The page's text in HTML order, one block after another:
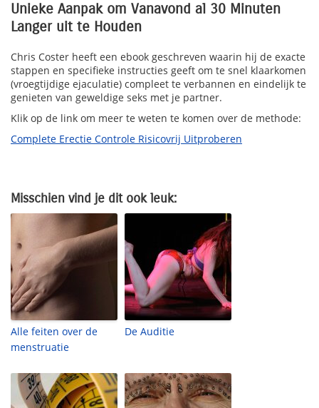
Unieke Aanpak om Vanavond al 30 Minuten
Langer uit te Houden
Chris Coster heeft een ebook geschreven waarin hij de exacte
stappen en specifieke instructies geeft om te snel klaarkomen
(vroegtijdige ejaculatie) compleet te verbannen en eindelijk te
genieten van geweldige seks met je partner.
Klik op de link om meer te weten te komen over de methode:
Complete Erectie Controle Risicovrij Uitproberen
Misschien vind je dit ook leuk:
Alle feiten over de
menstruatie
De Auditie